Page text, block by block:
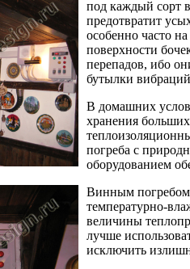
под каждый сорт
предотвратит
особенно часто
поверхности
перепадов, ибо
бутылки
В домашних
хранения
погреба с
оборудованием
Винным погребом
температурно-
величины
лучше
исключить